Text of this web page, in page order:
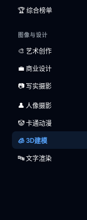
🏆 综合榜单
图像与设计
🎨 艺术创作
💼 商业设计
📷 写实摄影
👤 人像摄影
🤡 卡通动漫
🧊 3D建模
🔤 文字渲染